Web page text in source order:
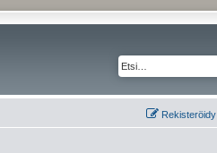
Rekisteröidy